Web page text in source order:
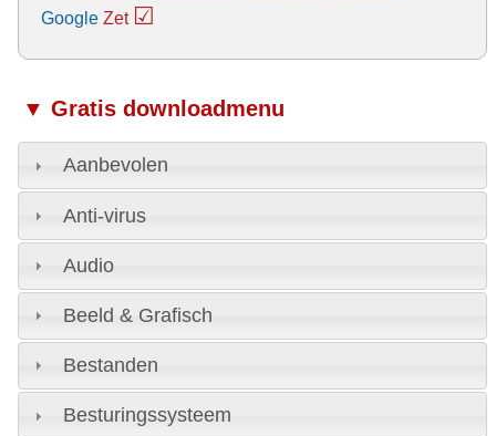
Google Zet ☑
▼ Gratis downloadmenu
Aanbevolen
Anti-virus
Audio
Beeld & Grafisch
Bestanden
Besturingssysteem